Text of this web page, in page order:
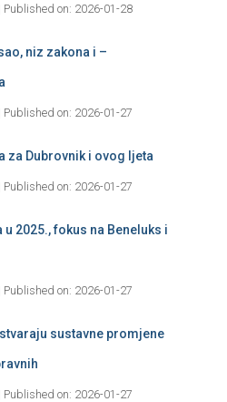
Published on: 2026-01-28
niz zakona i –
Published on: 2026-01-27
za Dubrovnik i ovog ljeta
Published on: 2026-01-27
u 2025., fokus na Beneluks i
Published on: 2026-01-27
sustavne promjene
Published on: 2026-01-27